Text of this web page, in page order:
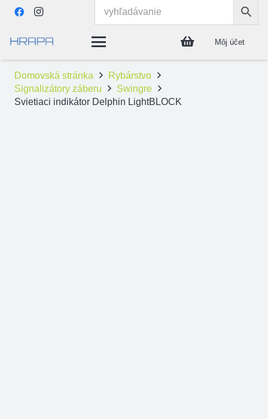
Môj účet
Domovská stránka
Rybárstvo
Signalizátory záberu
Swingre
Svietiaci indikátor Delphin LightBLOCK